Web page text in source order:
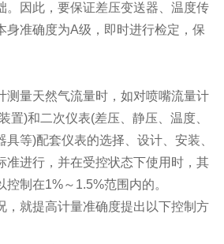
。因此，要保证差压变送器、温度传
身准确度为A级，即时进行检定，保
量天然气流量时，如对喷嘴流量计
置)和二次仪表(差压、静压、温度、
具等)配套仪表的选择、设计、安装、
准进行，并在受控状态下使用时，其
制在1%～1.5%范围内的。
就提高计量准确度提出以下控制方